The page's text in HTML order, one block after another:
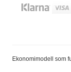
Ekonomimodell som